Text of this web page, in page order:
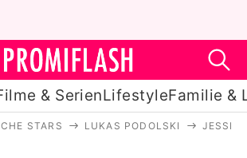
& SerienLifestyleFamilie &
STARS LUKAS PODOLSKI JESSI